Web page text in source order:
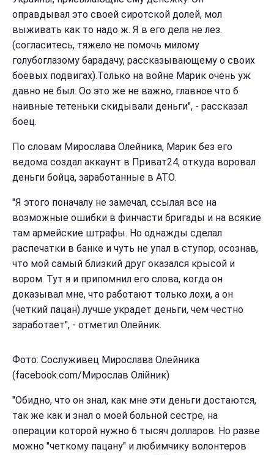
оправдывал это своей сиротской долей, мол
выживать как то надо ж. Я в его дела не лез.
(согласитесь, тяжело не помочь милому
голубоглазому барадачу, рассказывающему о своих
боевых подвигах).Только на войне Марик очень уж
давно не был. Оо это же не важно, главное что б
наивные тетеньки скидывали деньги", - рассказал
боец.
По словам Мирослава Олейника, Марик без его
ведома создал аккаунт в Приват24, откуда воровал
деньги бойца, заработанные в АТО.
"Я этого поначалу не замечал, ссылая все на
возможные ошибки в финчасти бригады и на всякие
там армейские штрафы. Но однажды сделал
распечатки в банке и чуть не упал в ступор, осознав,
что мой самый близкий друг оказался крысой и
вором. Тут я и припомнил его слова, когда он
доказывал мне, что работают только лохи, а он
(четкий пацан) лучше украдет деньги, чем честно
заработает", - отметил Олейник.
Фото: Сослуживец Мирослава Олейника
(facebook.com/Мирослав Олійник)
"Обидно, что он знал, как мне эти деньги достаются,
так же как и знал о моей больной сестре, на
операции которой нужно 6 тысяч долларов. Но разве
можно "четкому пацану" и любимчику волонтеров